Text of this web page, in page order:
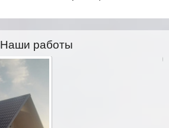
Наши работы